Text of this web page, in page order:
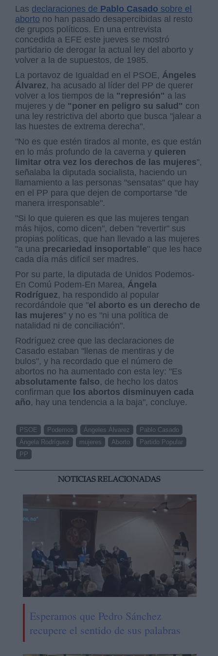
Las declaraciones de Pablo Casado sobre el
aborto no han pasado desapercibidas al resto
de grupos políticos. En una entrevista
concedida a EFE este jueves se mostró
partidario de derogar la actual ley del aborto y
volver a la de supuestos, de 1985.
La portavoz de Igualdad en el PSOE, Ángeles
Álvarez, ha acusado al líder del PP de querer
volver a los tiempos de la "represión" a las
mujeres y de "poner en peligro su salud" con
una ley restrictiva del aborto que busca "jalear a
las huestes de extrema derecha".
"No es que estén tirados al monte, es que están
en lo más profundo de la caverna y quieren
limitar otra vez los derechos de las mujeres",
señalaba la diputada socialista, haciendo un
llamamiento a las personas "sensatas" que hay
en el PP para que dejen de comportarse "de
manera irresponsable".
"Si lo que quieren es que las mujeres tengan
más hijos, como dicen", deben "revertir" sus
propias políticas, que han llevado a las mujeres
"a una precariedad insoportable" que les hace
cada día más difícil ser madres.
Por su parte, la diputada de Unidos Podemos-
En Comú Podem-En Marea, Ángela
Rodríguez, ha respondido al popular
recordándole que "el aborto es un derecho de
las mujeres" y no es "ni una política de
natalidad ni de conciliación".
Rodríguez cree que las declaraciones de
Casado estaban "llenas de mentiras y de
bulos", y ha recordado que el número de
abortos no ha aumentado con esta ley: "Es
absolutamente falso, de hecho los datos
confirman que los abortos disminuyen cada
año, hay una tendencia a la baja", concluye.
PSOE Podemos Ángeles Álvarez
Pablo Casado
Ángela Rodríguez
mujeres Aborto
Partido Popular
PP
NOTICIAS RELACIONADAS
Esperamos que Pedro Sánchez
recupere el sentido de sus palabras